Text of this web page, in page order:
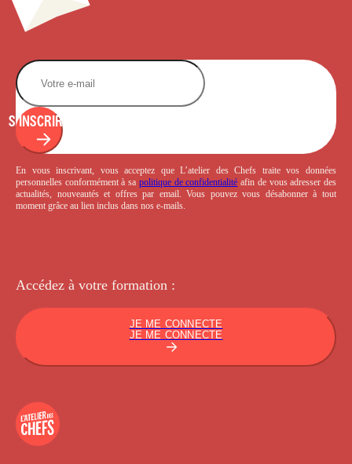
S'INSCRIRE
En vous inscrivant, vous acceptez que L’atelier des Chefs traite vos données
personnelles conformément à sa politique de confidentialité afin de vous adresser des
actualités, nouveautés et offres par email. Vous pouvez vous désabonner à tout
moment grâce au lien inclus dans nos e-mails.
Accédez à votre formation :
JE ME CONNECTE
JE ME CONNECTE